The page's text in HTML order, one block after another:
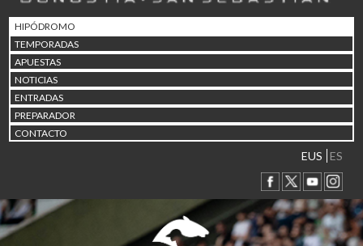
HIPÓDROMO
TEMPORADAS
APUESTAS
NOTICIAS
ENTRADAS
PREPARADOR
CONTACTO
EUS ES
15/08 17:05 Abuztuaren 15a / 15 de
23/08 17:30 Abuztuaren 23a / 23 de
30/08 17:30 Abuztuaren 30a / 30 de
02/09 11:15
06/09 17:30 Irailaren 6a / 6 de
Irailaren 13a / 13 de
30/09 11:30 Irailaren 30a / 30 de